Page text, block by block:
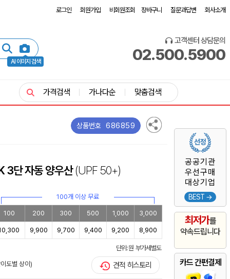
로그인 회원가입 비회원조회 장바구니 질문과답변 회사소개
AI 이미지 검색
고객센터 상담문의
02.500.5900
공공기관
우선구매
대상기업
BEST →
최저가를
약속드립니다
카드 간편결제
가격검색 가나다순 맞춤검색
상품번호 686859
3단 자동 양우산(UPF 50+)
100개 이상 무료
100 200 300 500 1,000 3,000
9,900 9,700 9,400 9,200 8,900
단위: 원 부가세별도
도별 상이) 견적 히스토리